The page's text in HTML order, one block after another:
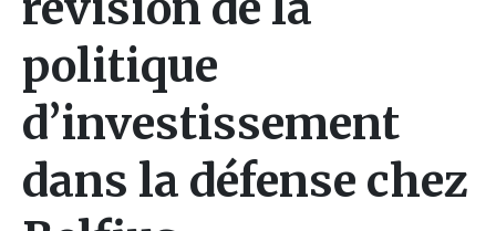
politique
d’investissement
dans la défense chez